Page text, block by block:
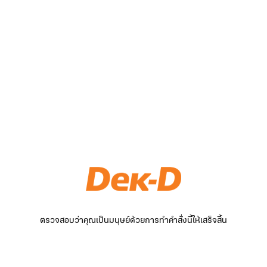
ตรวจสอบว่าคุณเป็นมนุษย์ด้วยการทำคำสั่งนี้ให้เสร็จสิ้น